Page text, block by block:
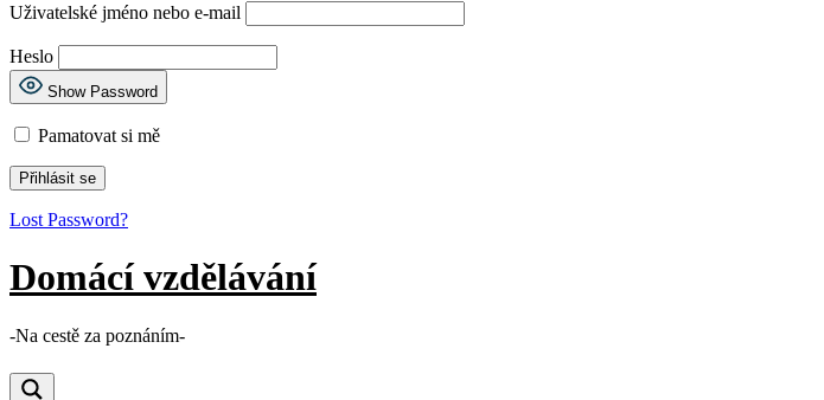
Uživatelské jméno nebo e-mail
Heslo
Show Password
Pamatovat si mě
Lost Password?
Domácí vzdělávání
-Na cestě za poznáním-